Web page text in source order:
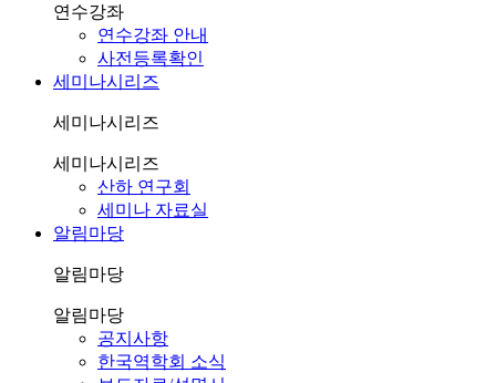
연수강좌
연수강좌 안내
사전등록확인
세미나시리즈
세미나시리즈
세미나시리즈
산하 연구회
세미나 자료실
알림마당
알림마당
알림마당
공지사항
한국역학회 소식